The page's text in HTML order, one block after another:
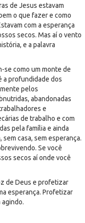
de Jesus estavam
o que fazer e como
com a esperança
secos. Mas aí o vento
e a palavra
se como um monte de
a profundidade dos
pelos
abandonadas
e
de trabalho e com
pela família e ainda
casa, sem esperança.
Se você
secos aí onde você
de Deus e profetizar
esperança. Profetizar